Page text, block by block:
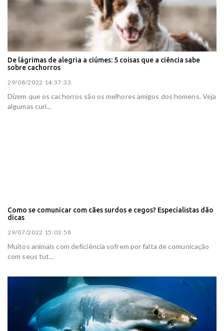
De lágrimas de alegria a ciúmes: 5 coisas que a ciência sabe
sobre cachorros
29/08/2022 14:37:33
Dizem que os cachorros são os melhores amigos dos homens. Veja
algumas curi...
Como se comunicar com cães surdos e cegos? Especialistas dão
dicas
29/07/2022 15:03:58
Muitos animais com deficiência sofrem por falta de comunicação
com seus tut...